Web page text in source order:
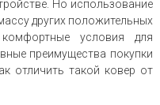
Но использование
других положительных
условия для
преимущества покупки
отличить такой ковер от